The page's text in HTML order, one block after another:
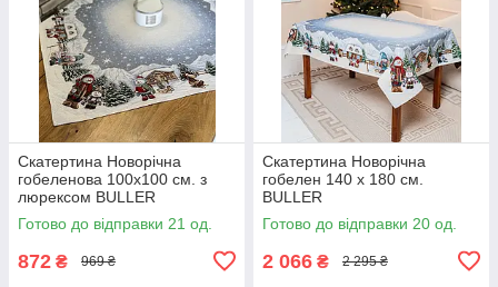
Скатертина Новорічна
гобеленова 100х100 см. з
люрексом BULLER
Готово до відправки 21 од.
872 ₴ 969 ₴
Скатертина Новорічна
гобелен 140 х 180 см.
BULLER
Готово до відправки 20 од.
2 066 ₴ 2 295 ₴